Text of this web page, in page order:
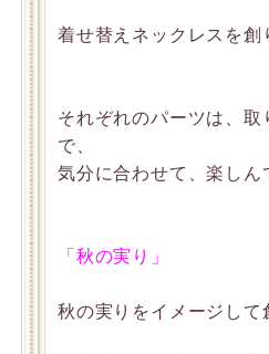
着せ替えネックレスを創
それぞれのパーツは、取
で、
気分に合わせて、楽しん
「秋の実り」
秋の実りをイメージして